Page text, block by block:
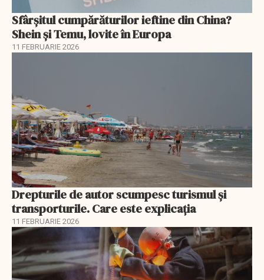
Sfârșitul cumpărăturilor ieftine din China?
Shein și Temu, lovite în Europa
11 FEBRUARIE 2026
Drepturile de autor scumpesc turismul și
transporturile. Care este explicația
11 FEBRUARIE 2026